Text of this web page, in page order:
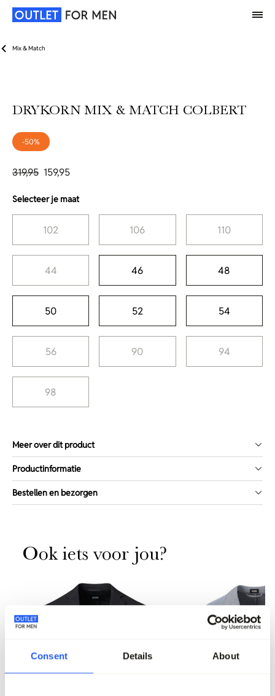
Consent Details About
Mix & Match
DRYKORN MIX & MATCH COLBERT
-50%
319,95 159,95
Selecteer je maat
102 106 110
44 46 48
50 52 54
56 90 94
98
Meer over dit product
Productinformatie
Bestellen en bezorgen
Ook iets voor jou?